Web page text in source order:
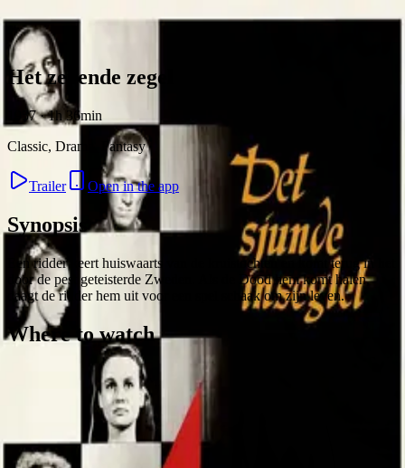
Skip to content
Het zevende zegel
1957 · 1h 36min
Classic, Drama, Fantasy
Trailer Open in the app
Synopsis
Een ridder keert huiswaarts van de kruistochten en komt terug in het
door de pest geteisterde Zweden. Als de Dood hem komt halen,
daagt de ridder hem uit voor een spel schaak om zijn leven.
Where to watch
FeedbackPrivacy
Byoscoop·a product of Boydroid B.V.